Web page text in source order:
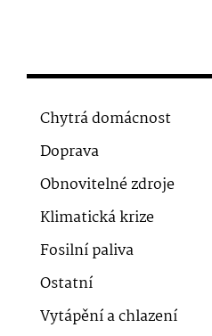
Chytrá domácnost
Doprava
Obnovitelné zdroje
Klimatická krize
Fosilní paliva
Ostatní
Vytápění a chlazení